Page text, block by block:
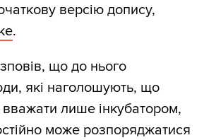
версію допису,
.
що до нього
які наголошують, що
лише інкубатором,
може розпоряджатися